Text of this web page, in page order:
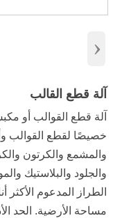
›
آلة قطع القالب
آلة قطع القوالب أو
خصيصًا لقطع القوالب
والمشمع والكرتون
والجلود والبلاستيك
الطراز المدعوم الأكثر
مساحة الأرضية. الحد